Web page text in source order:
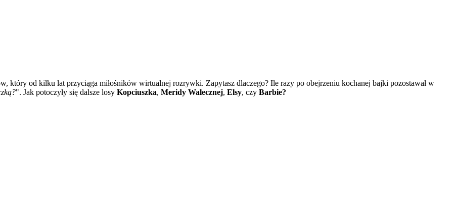
który od kilku lat przyciąga miłośników wirtualnej rozrywki. Zapytasz dlaczego? Ile razy po obejrzeniu kochanej bajki pozostawał w
". Jak potoczyły się dalsze losy Kopciuszka, Meridy Walecznej, Elsy, czy Barbie?